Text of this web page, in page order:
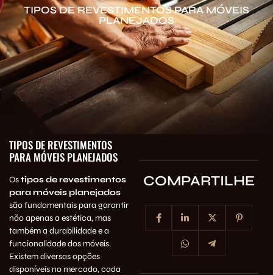
TIPOS DE REVESTIMENTOS PARA MÓVEIS
PLANEJADOS
TIPOS DE REVESTIMENTOS
PARA MÓVEIS PLANEJADOS
Ostipos de revestimentos
para móveis planejados
são fundamentais para garantir
não apenas a estética, mas
também a durabilidade e a
funcionalidade dos móveis.
Existem diversas opções
disponíveis no mercado, cada
COMPARTILHE